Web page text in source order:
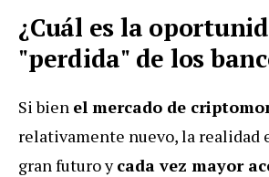
¿Cuál es la
"perdida" de los
Si bien el mercado de
relativamente nuevo, la realidad
gran futuro ycada vez mayor